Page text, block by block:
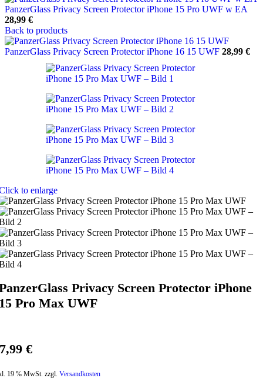
PanzerGlass Privacy Screen Protector iPhone 15 Pro UWF w EA
28,99 €
Back to products
PanzerGlass Privacy Screen Protector iPhone 16 15 UWF 28,99 €
to enlarge
Privacy Screen Protector iPhone
Pro Max UWF
€
19 % MwSt. zzgl. Versandkosten